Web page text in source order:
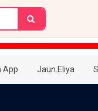
App Jaun.Eliya